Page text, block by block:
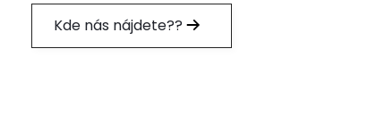
Kde nás nájdete??